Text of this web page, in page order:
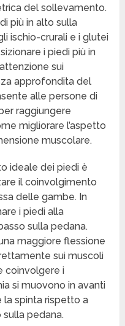
del sollevamento.
più in alto sulla
ischio-crurali e i glutei
i piedi più in
sui
approfondita del
alle persone di
raggiungere
migliorare l’aspetto
muscolare.
ideale dei piedi è
il coinvolgimento
delle gambe. In
i piedi alla
sulla pedana.
maggiore flessione
sui muscoli
coinvolgere i
si muovono in avanti
la spinta rispetto a
sulla pedana.